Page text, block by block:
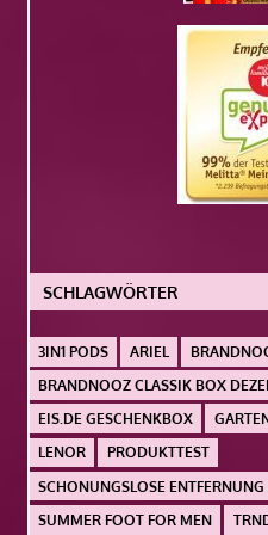
SCHLAGWÖRTER
3IN1 PODS ARIEL
BRANDNOOZ CLASSIK BOX
EIS.DE GESCHENKBOX
LENOR
PRODUKTTEST
SCHONUNGSLOSE
SUMMER FOOT FOR MEN